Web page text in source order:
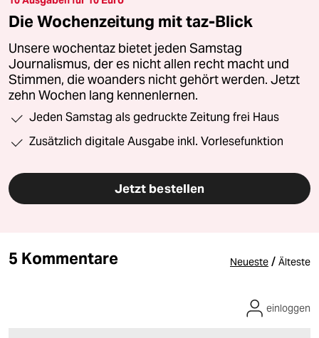
Die Wochenzeitung mit taz-Blick
Unsere wochentaz bietet jeden Samstag
Journalismus, der es nicht allen recht macht und
Stimmen, die woanders nicht gehört werden. Jetzt
zehn Wochen lang kennenlernen.
Jeden Samstag als gedruckte Zeitung frei Haus
Zusätzlich digitale Ausgabe inkl. Vorlesefunktion
Jetzt bestellen
5 Kommentare Neueste / Älteste
einloggen